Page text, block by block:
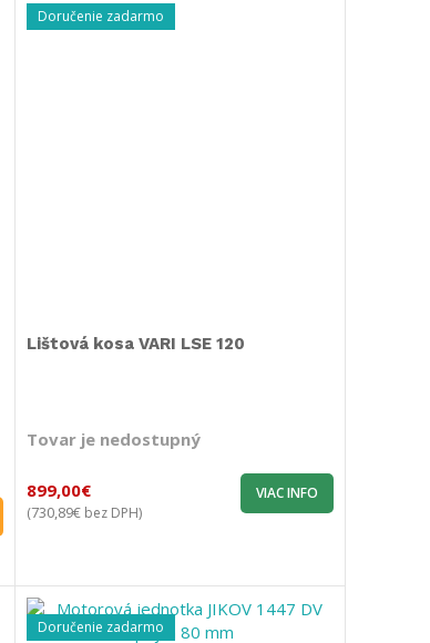
Doručenie zadarmo
Lištová kosa VARI LSE 120
Tovar je nedostupný
899,00€
(730,89€ bez DPH)
VIAC INFO
Doručenie zadarmo